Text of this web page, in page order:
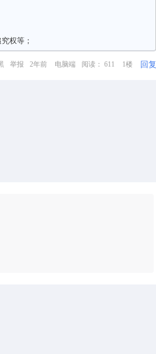
权等；
举报 2年前 电脑端 阅读： 611 1楼 回复